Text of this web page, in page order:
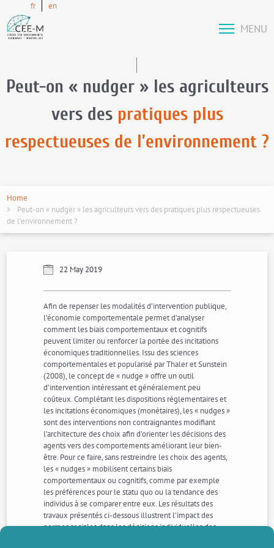
fr en
MENU
Peut-on « nudger » les agriculteurs
vers des pratiques plus
respectueuses de l’environnement ?
Home
Peut-on « nudger » les agriculteurs vers des pratiques plus respectueuses
de l’environnement ?
22 May 2019
Afin de repenser les modalités d’intervention publique,
l’économie comportementale permet d’analyser
comment les biais comportementaux et cognitifs
peuvent limiter ou renforcer la portée des incitations
économiques traditionnelles. Issu des sciences
comportementales et popularisé par Thaler et Sunstein
(2008), le concept de « nudge » offre un outil
d’intervention intéressant et généralement peu
coûteux. Complétant les dispositions réglementaires et
les incitations économiques (monétaires), les « nudges »
sont des interventions non contraignantes modifiant
l’architecture des choix afin d’orienter les décisions des
agents vers des comportements améliorant leur bien-
être. Pour ce faire, sans restreindre les choix des agents,
les « nudges » mobilisent certains biais
comportementaux ou cognitifs, comme par exemple
les préférences pour le statu quo ou la tendance des
individus à se comparer entre eux. Les résultats des
travaux présentés ci-dessous illustrent l’impact des
normes sociales dans les décisions individuelles des